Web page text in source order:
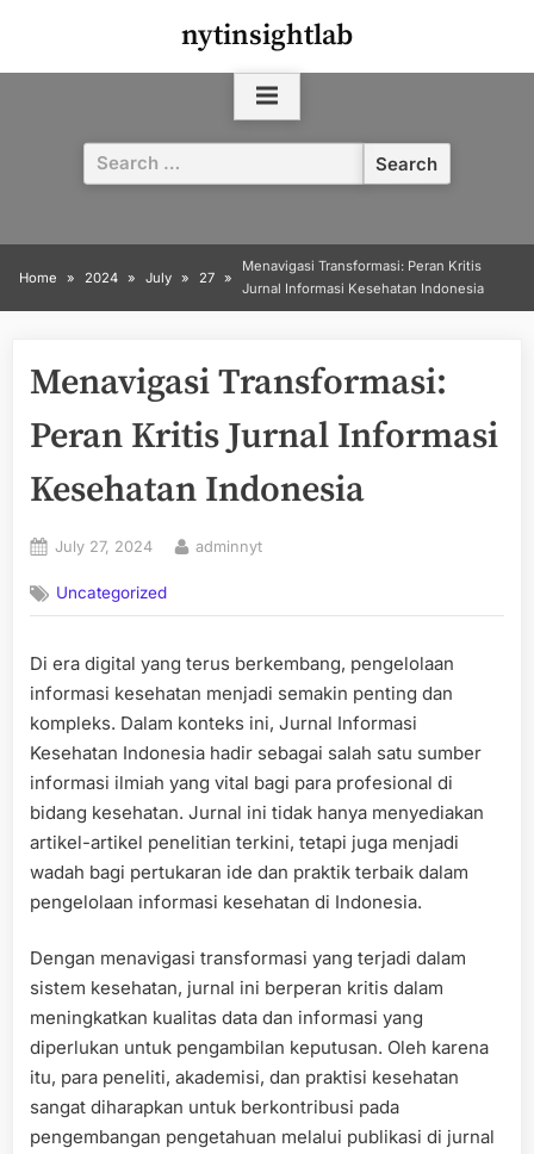
content
nytinsightlab
Search
for:
Home 2024 July 27
Menavigasi Transformasi: Peran Kritis
Jurnal Informasi Kesehatan Indonesia
Menavigasi Transformasi:
Peran Kritis Jurnal Informasi
Kesehatan Indonesia
Posted
July 27, 2024 By
adminnyt
Uncategorized
Di era digital yang terus berkembang, pengelolaan
informasi kesehatan menjadi semakin penting dan
kompleks. Dalam konteks ini, Jurnal Informasi
Kesehatan Indonesia hadir sebagai salah satu sumber
informasi ilmiah yang vital bagi para profesional di
bidang kesehatan. Jurnal ini tidak hanya menyediakan
artikel-artikel penelitian terkini, tetapi juga menjadi
wadah bagi pertukaran ide dan praktik terbaik dalam
pengelolaan informasi kesehatan di Indonesia.
Dengan menavigasi transformasi yang terjadi dalam
sistem kesehatan, jurnal ini berperan kritis dalam
meningkatkan kualitas data dan informasi yang
diperlukan untuk pengambilan keputusan. Oleh karena
itu, para peneliti, akademisi, dan praktisi kesehatan
sangat diharapkan untuk berkontribusi pada
pengembangan pengetahuan melalui publikasi di jurnal